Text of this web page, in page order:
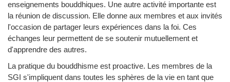
enseignements bouddhiques. Une autre activité importante est
la réunion de discussion. Elle donne aux membres et aux invités
l'occasion de partager leurs expériences dans la foi. Ces
échanges leur permettent de se soutenir mutuellement et
d'apprendre des autres.
La pratique du bouddhisme est proactive. Les membres de la
SGI s'impliquent dans toutes les sphères de la vie en tant que